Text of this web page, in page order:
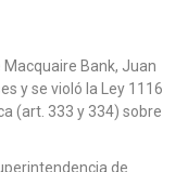
Bank, Juan
y se violó la Ley 1116
(art. 333 y 334) sobre
de